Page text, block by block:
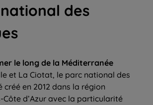
des
le long de la Méditerranée
et La Ciotat, le parc national des
créé en 2012 dans la région
Côte d’Azur avec la particularité